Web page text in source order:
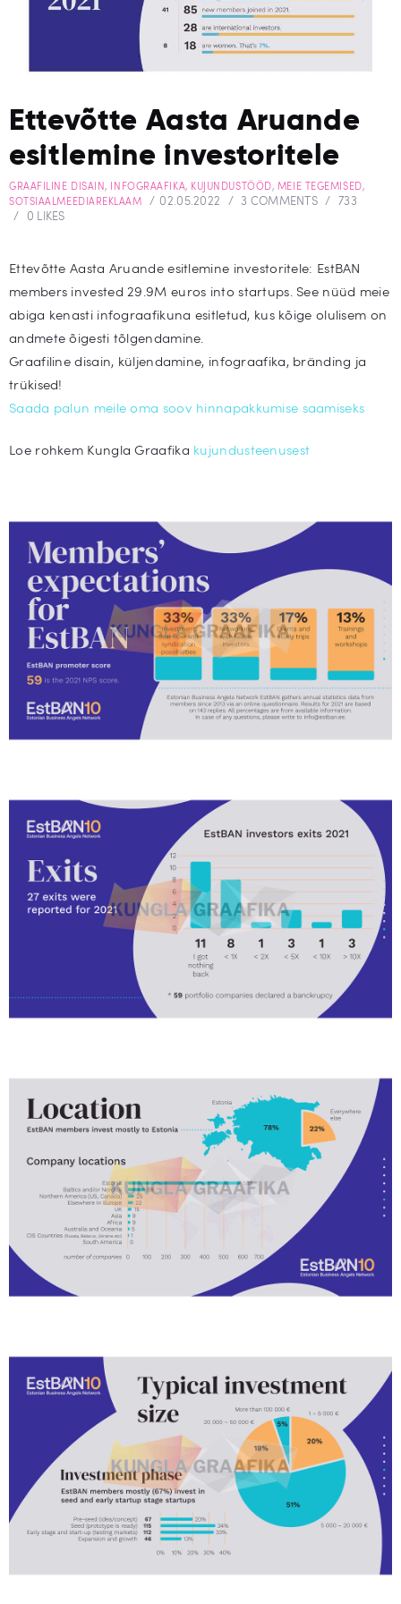
Ettevõtte Aasta Aruande
esitlemine investoritele
GRAAFILINE DISAIN, INFOGRAAFIKA, KUJUNDUSTÖÖD, MEIE TEGEMISED,
SOTSIAALMEEDIAREKLAAM
02.05.2022 3 COMMENTS
733
0 LIKES
Ettevõtte Aasta Aruande esitlemine investoritele: EstBAN
members invested 29.9M euros into startups. See nüüd meie
abiga kenasti infograafikuna esitletud, kus kõige olulisem on
andmete õigesti tõlgendamine.
Graafiline disain, küljendamine, infograafika, bränding ja
trükised!
Saada palun meile oma soov hinnapakkumise saamiseks
Loe rohkem Kungla Graafika kujundusteenusest